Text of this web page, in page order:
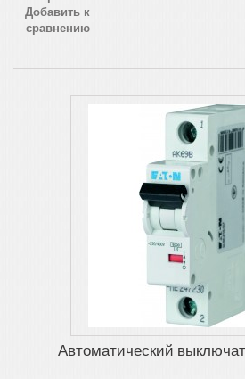
Добавить к
сравнению
Автоматический